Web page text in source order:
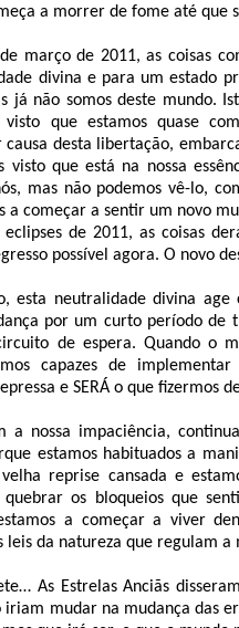
a morrer de fome até que
março de 2011, as coisas
divina e para um estado
já não somos deste mundo.
que estamos quase
causa desta libertação,
visto que está na nossa
mas não podemos vê-lo,
a começar a sentir um novo
de 2011, as coisas
possível agora. O novo
esta neutralidade divina
por um curto período de
de espera. Quando o
capazes de
e SERÁ o que fizermos
a nossa impaciência,
estamos habituados a
reprise cansada e
os bloqueios que
a começar a viver
leis da natureza que regulam
As Estrelas Anciãs
iriam mudar na mudança das